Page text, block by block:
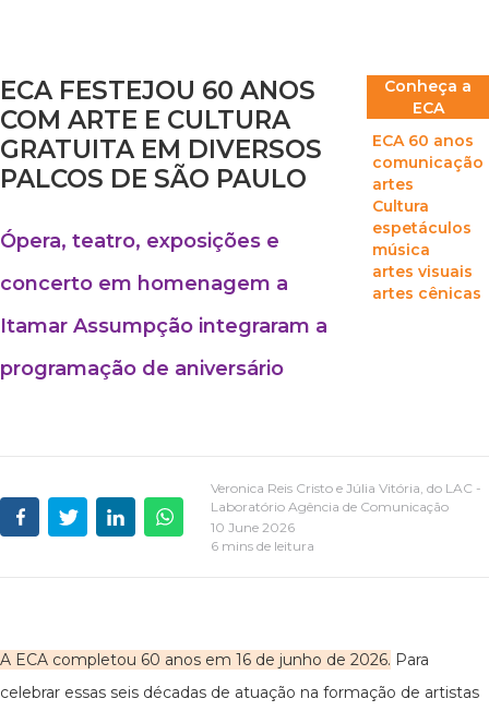
ECA FESTEJOU 60 ANOS
COM ARTE E CULTURA
GRATUITA EM DIVERSOS
PALCOS DE SÃO PAULO
Ópera, teatro, exposições e
concerto em homenagem a
Itamar Assumpção integraram a
programação de aniversário
Conheça a
ECA
ECA 60 anos
comunicação
artes
Cultura
espetáculos
música
artes visuais
artes cênicas
Veronica Reis Cristo e Júlia Vitória, do LAC -
Laboratório Agência de Comunicação
10 June 2026
6 mins de leitura
A ECA completou 60 anos em 16 de junho de 2026. Para
celebrar essas seis décadas de atuação na formação de artistas